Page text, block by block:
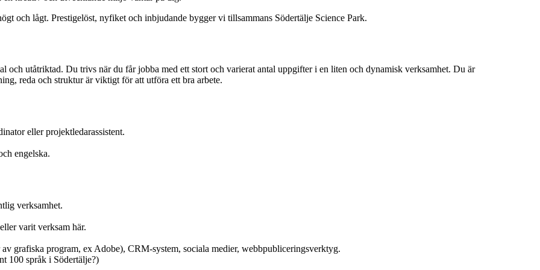
och lågt. Prestigelöst, nyfiket och inbjudande bygger vi tillsammans Södertälje Science Park.
och utåtriktad. Du trivs när du får jobba med ett stort och varierat antal uppgifter i en liten och dynamisk verksamhet. Du är
reda och struktur är viktigt för att utföra ett bra arbete.
eller projektledarassistent.
engelska.
verksamhet.
varit verksam här.
grafiska program, ex Adobe), CRM-system, sociala medier, webbpubliceringsverktyg.
100 språk i Södertälje?)